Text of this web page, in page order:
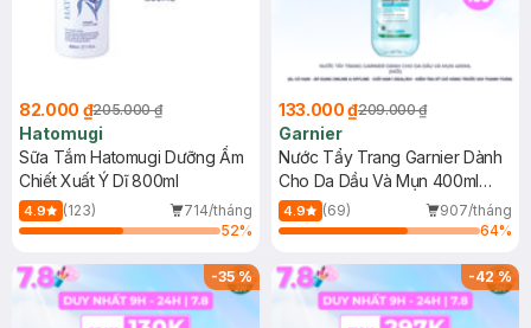
82.000 ₫205.000 ₫
Hatomugi
Sữa Tắm Hatomugi Dưỡng Ẩm
Chiết Xuất Ý Dĩ 800ml
4.9 (123)
714/tháng
52%
133.000 ₫209.000 ₫
Garnier
Nước Tẩy Trang Garnier Dành
Cho Da Dầu Và Mụn 400ml
(Mới)
4.9 (69)
907/tháng
64%
-35% -42%